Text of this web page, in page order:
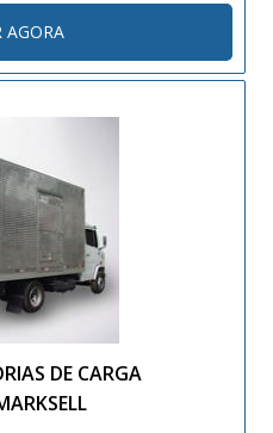
para ser manuseado pelos
- Carga Máxima [kg]: 600; -
600; - A...
AGORA
DE CARGA